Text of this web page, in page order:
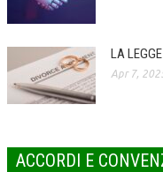
HUMAN RESOURCES
MARKETING
LA
Apr 7,
ACCORDI E